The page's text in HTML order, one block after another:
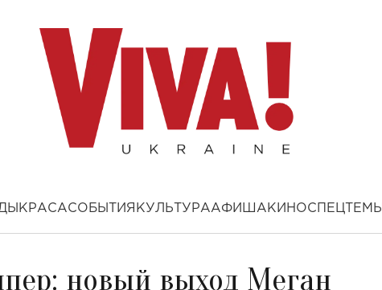
КРАСАСОБЫТИЯ КУЛЬТУРААФИША КИНОСПЕЦТЕМЫ
новый выход Меган